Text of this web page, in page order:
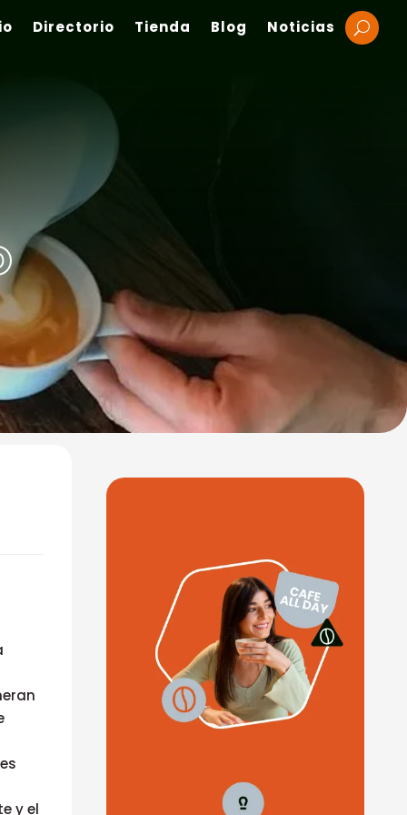
Directorio Tienda Blog Noticias
y el